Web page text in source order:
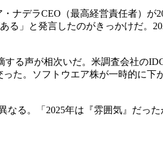
ナデラCEO（最高経営責任者）が
」と発言したのがきっかけだ。
声が相次いだ。米調査会社の
った。ソフトウエア株が一時的に
る。「2025年は『雰囲気』だっ